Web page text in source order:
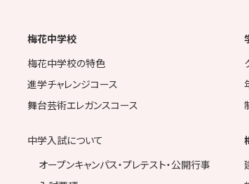
梅花中学校
梅花中学校の特色
進学チャレンジコース
舞台芸術エレガンスコース
中学入試について
オープンキャンパス・プレテスト・公開行事